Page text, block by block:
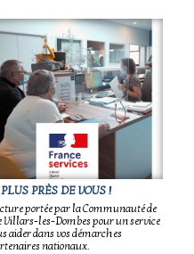
PRÈS DE VOUS !
portée par la Communauté de
Villars-les-Dombes pour un service
aider dans vos démarches
nationaux.